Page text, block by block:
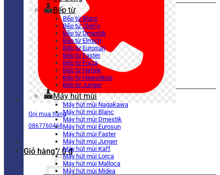
Gọi mua hàng
0867760468
Giỏ hàng / 0₫
Bếp từ
Bếp từ Blanc
Bếp từ Chef’s
Bếp từ Dmestik
Bếp từ Elmich
Bếp từ Eurosun
Bếp từ Faster
Bếp từ Forza
Bếp từ Hafele
Bếp từ Hawonkoo
Bếp từ Junger
Máy hút mùi
Máy hút mùi Nagakawa
Máy hút mùi Blanc
Máy hút mùi Dmestik
Máy hút mùi Eurosun
Máy hút mùi Faster
Máy hút mùi Junger
Máy hút mùi Kaff
Máy hút mùi Lorca
Máy hút mùi Malloca
Máy hút mùi Midea